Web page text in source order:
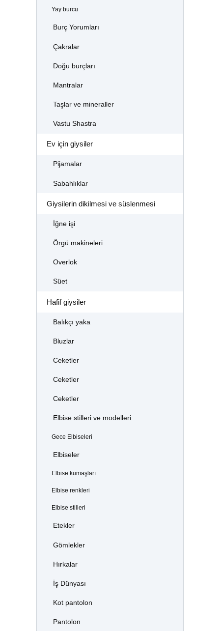
Yay burcu
Burç Yorumları
Çakralar
Doğu burçları
Mantralar
Taşlar ve mineraller
Vastu Shastra
Ev için giysiler
Pijamalar
Sabahlıklar
Giysilerin dikilmesi ve süslenmesi
İğne işi
Örgü makineleri
Overlok
Süet
Hafif giysiler
Balıkçı yaka
Bluzlar
Ceketler
Ceketler
Ceketler
Elbise stilleri ve modelleri
Gece Elbiseleri
Elbiseler
Elbise kumaşları
Elbise renkleri
Elbise stilleri
Etekler
Gömlekler
Hırkalar
İş Dünyası
Kot pantolon
Pantolon